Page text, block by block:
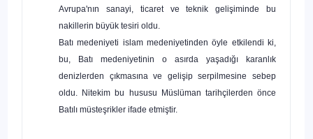
Avrupa'nın sanayi, ticaret ve teknik gelişiminde bu
nakillerin büyük tesiri oldu.
Batı medeniyeti islam medeniyetinden öyle etkilendi ki,
bu, Batı medeniyeti­nin o asırda yaşadığı karanlık
denizlerden çıkmasına ve gelişip serpilmesine sebep
oldu. Nitekim bu hususu Müslüman tarihçilerden önce
Batılı müsteşrikler ifade et­miştir.